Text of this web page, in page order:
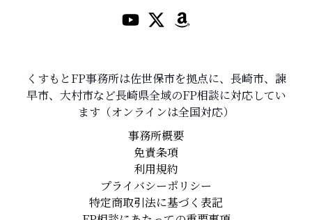
くすもとFP事務所は佐世保市を拠点に、長崎市、諫
早市、大村市など長崎県全域のFP相談に対応してい
ます（オンラインは全国対応）
事務所概要
免責条項
利用規約
プライバシーポリシー
特定商取引法に基づく表記